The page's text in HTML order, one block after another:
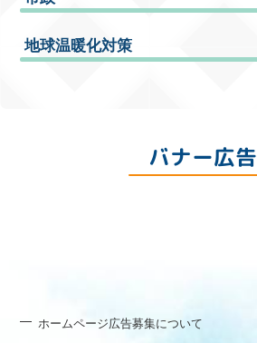
地球温暖化対策
バナー広告
ホームページ広告募集について